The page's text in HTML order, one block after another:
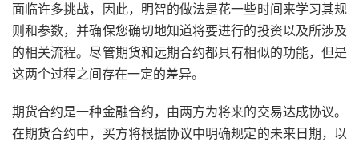
面临许多挑战，因此，明智的做法是花一些时间来学习其规
则和参数，并确保您确切地知道将要进行的投资以及所涉及
的相关流程。尽管期货和远期合约都具有相似的功能，但是
这两个过程之间存在一定的差异。
期货合约是一种金融合约，由两方为将来的交易达成协议。
在期货合约中，买方将根据协议中明确规定的未来日期，以